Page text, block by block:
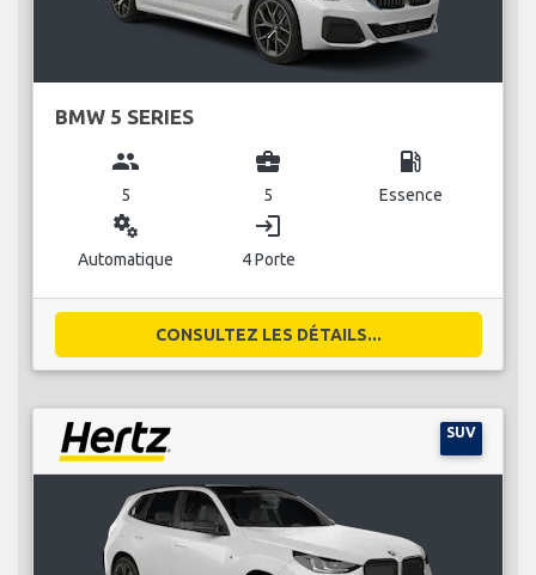
BMW 5 SERIES
group
5
business_center
5
local_gas_station
Essence
miscellaneous_services
Automatique
login
4 Porte
CONSULTEZ LES DÉTAILS...
SUV